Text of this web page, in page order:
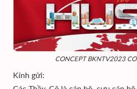
CONCEPT BKNTV2023
Kính gửi: